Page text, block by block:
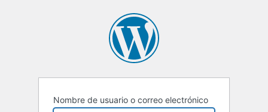
Nombre de usuario o correo electrónico